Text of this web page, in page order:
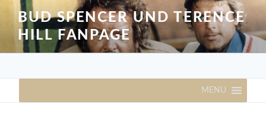
Inhalt
springen
BUD SPENCER UND TERENCE
HILL FANPAGE
MENU